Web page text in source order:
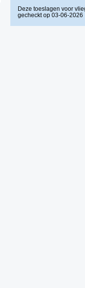
Deze toeslagen voor
gecheckt op 03-06-2026